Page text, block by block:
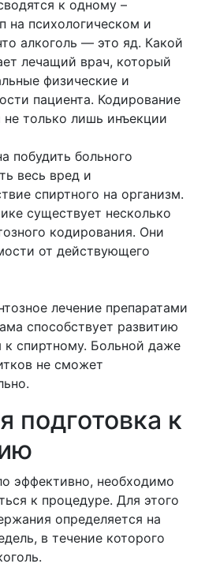
к одному –
на психологическом и
алкоголь — это яд. Какой
лечащий врач, который
физические и
пациента. Кодирование
не только лишь инъекции
побудить больного
весь вред и
спиртного на организм.
существует несколько
кодирования. Они
от действующего
лечение препаратами
способствует развитию
к спиртному. Больной даже
не сможет
подготовка к
эффективно, необходимо
к процедуре. Для этого
определяется на
в течение которого